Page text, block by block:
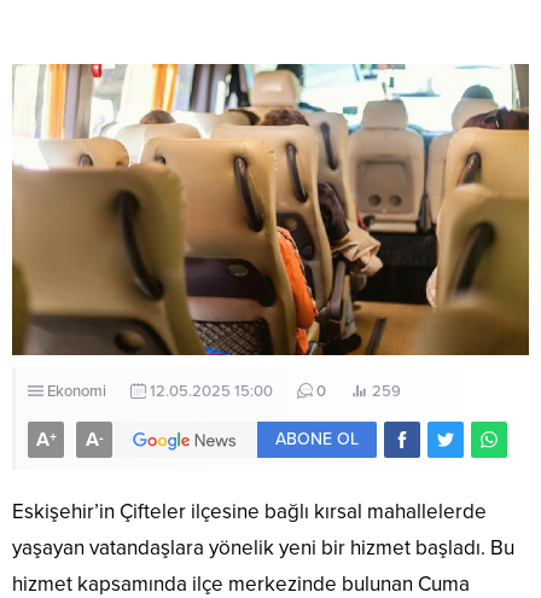
Ekonomi 12.05.2025 15:00 0 259
A+ A- ABONE OL
Eskişehir’in Çifteler ilçesine bağlı kırsal mahallelerde
yaşayan vatandaşlara yönelik yeni bir hizmet başladı. Bu
hizmet kapsamında ilçe merkezinde bulunan Cuma